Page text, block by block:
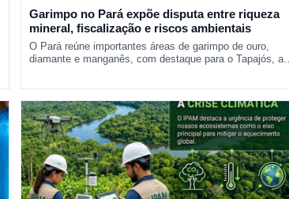
Garimpo no Pará expõe disputa entre riqueza
mineral, fiscalização e riscos ambientais
O Pará reúne importantes áreas de garimpo de ouro,
diamante e manganês, com destaque para o Tapajós, a…